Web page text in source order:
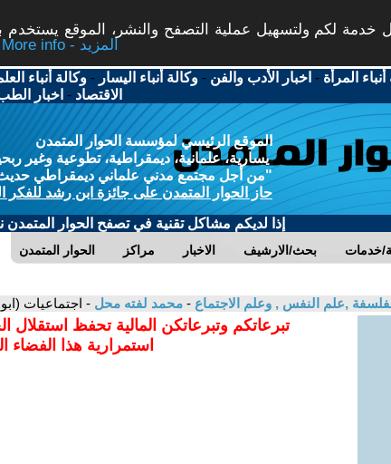
خدمة لكم ولتسهيل عملية التصفح والنشر، الموقع
More info - المزيد
المرأة - اخبار الأدب والفن -وكالة أنباء اليسار -وكالة أنباء
الاقتصاد - اخبار
الموقع الرئيسي لمؤسسة الحوار المتمدن
يسارية، علمانية، ديمقراطية، تطوعية وغير
"من أجل مجتمع مدني علماني ديمقراطي حديث
حاز الحوار المتمدن على جائزة ابن رشد للفكر
إذا لديكم مشاكل تقنية في تصفح الحوار المتمدن
الحوار المتمدن مراكز الاخبار بحث/الارشيف خدمات
,علم النفس , وعلم الاجتماع - محمد لفته محل - اجتماعيات
تبرعاتكم وتبرعاتكن المالية تحفظ استقلال
استمرارية هذا الفضاء